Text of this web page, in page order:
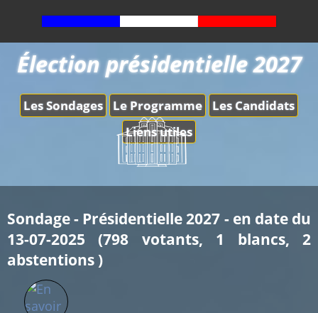
Les Sondages Le Programme
Les Candidats
Liens utiles
Élection présidentielle 2027
Sondage - Présidentielle 2027 - en date du
13-07-2025 (798 votants, 1 blancs, 2
abstentions )